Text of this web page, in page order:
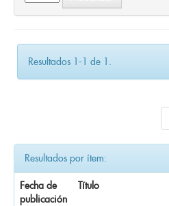
Resultados 1-1 de 1.
Resultados por ítem:
Fecha de
publicación
Título